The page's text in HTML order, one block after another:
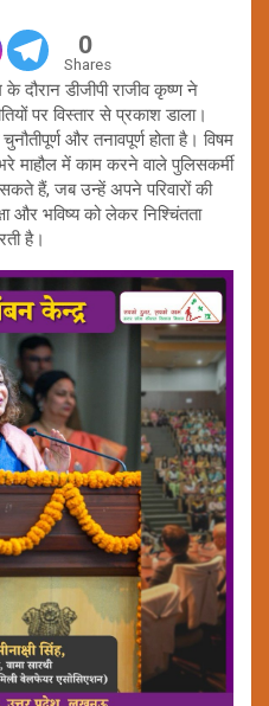
0
Shares
दौरान डीजीपी राजीव कृष्ण ने
पर विस्तार से प्रकाश डाला।
और तनावपूर्ण होता है। विषम
माहौल में काम करने वाले पुलिसकर्मी
सकते हैं, जब उन्हें अपने परिवारों की
और भविष्य को लेकर निश्चिंतता
है।